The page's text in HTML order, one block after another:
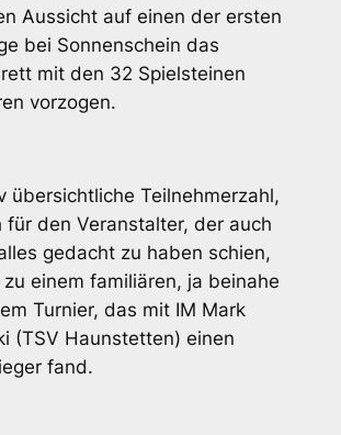
Aussicht auf einen der ersten
bei Sonnenschein das
mit den 32 Spielsteinen
vorzogen.
übersichtliche Teilnehmerzahl,
für den Veranstalter, der auch
gedacht zu haben schien,
einem familiären, ja beinahe
Turnier, das mit IM Mark
(TSV Haunstetten) einen
fand.